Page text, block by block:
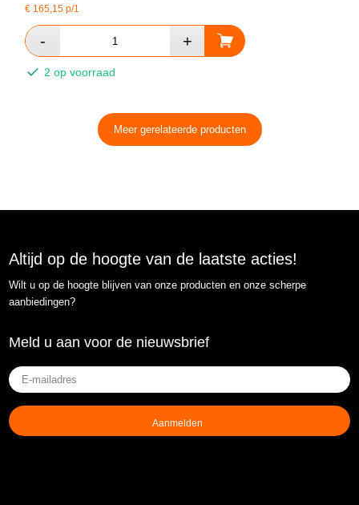
€ 165,15 p/1
2 op voorraad
Meer gerelateerde producten
Altijd op de hoogte van de laatste acties!
Wilt u op de hoogte blijven van onze producten en onze scherpe
aanbiedingen?
Meld u aan voor de nieuwsbrief
E-
mailadres
(Vereist)